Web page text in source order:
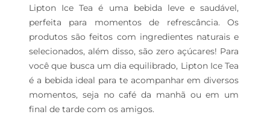
Lipton Ice Tea é uma bebida leve e saudável,
perfeita para momentos de refrescância. Os
produtos são feitos com ingredientes naturais e
selecionados, além disso, são zero açúcares! Para
você que busca um dia equilibrado, Lipton Ice Tea
é a bebida ideal para te acompanhar em diversos
momentos, seja no café da manhã ou em um
final de tarde com os amigos.